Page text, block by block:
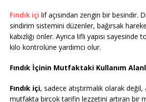
Fındık içi lif açısından zengin bir besindir.
sindirim sistemini düzenler, bağırsak
kabızlığı önler. Ayrıca lifli yapısı sayesinde
kilo kontrolüne yardımcı olur.
Fındık İçinin Mutfaktaki Kullanım
Fındık içi, sadece atıştırmalık olarak değil,
mutfakta birçok tarifin lezzetini artıran bir